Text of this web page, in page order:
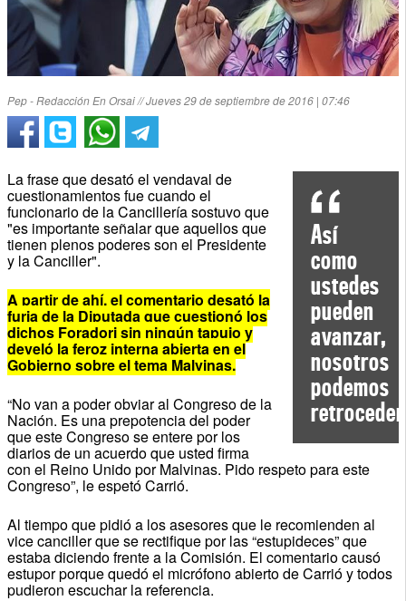
Pep - Redacción En Orsai // Jueves 29 de septiembre de 2016 | 07:46
Así
como
ustedes
pueden
avanzar,
nosotros
podemos
retroceder
La frase que desató el vendaval de
cuestionamientos fue cuando el
funcionario de la Cancillería sostuvo que
"es importante señalar que aquellos que
tienen plenos poderes son el Presidente
y la Canciller".
A partir de ahí, el comentario desató la
furia de la Diputada que cuestionó los
dichos Foradori sin ningún tapujo y
develó la feroz interna abierta en el
Gobierno sobre el tema Malvinas.
“No van a poder obviar al Congreso de la
Nación. Es una prepotencia del poder
que este Congreso se entere por los
diarios de un acuerdo que usted firma
con el Reino Unido por Malvinas. Pido respeto para este
Congreso”, le espetó Carrió.
Al tiempo que pidió a los asesores que le recomienden al
vice canciller que se rectifique por las “estupideces” que
estaba diciendo frente a la Comisión. El comentario causó
estupor porque quedó el micrófono abierto de Carrió y todos
pudieron escuchar la referencia.